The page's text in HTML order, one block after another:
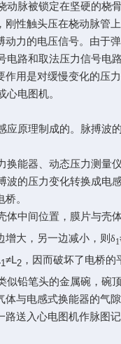
被锁定在坚硬的桡骨
刚性触头压在桡动脉管
力的电压信号。由于
和取法压力信号电路
用是对缓慢变化的压
电图机。
理制成的。脉搏波的
器、动态压力测量仪
压力变化转换成电感
。
中间位置，膜片与壳
增大，另一边减小，则δ1
1≠L2 ，因而破坏了电桥
笔头的金属碗，碗顶
与电感式换能器的气
送入心电图机作脉图记